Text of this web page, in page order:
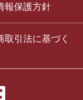
報保護方針
取引法に基づく